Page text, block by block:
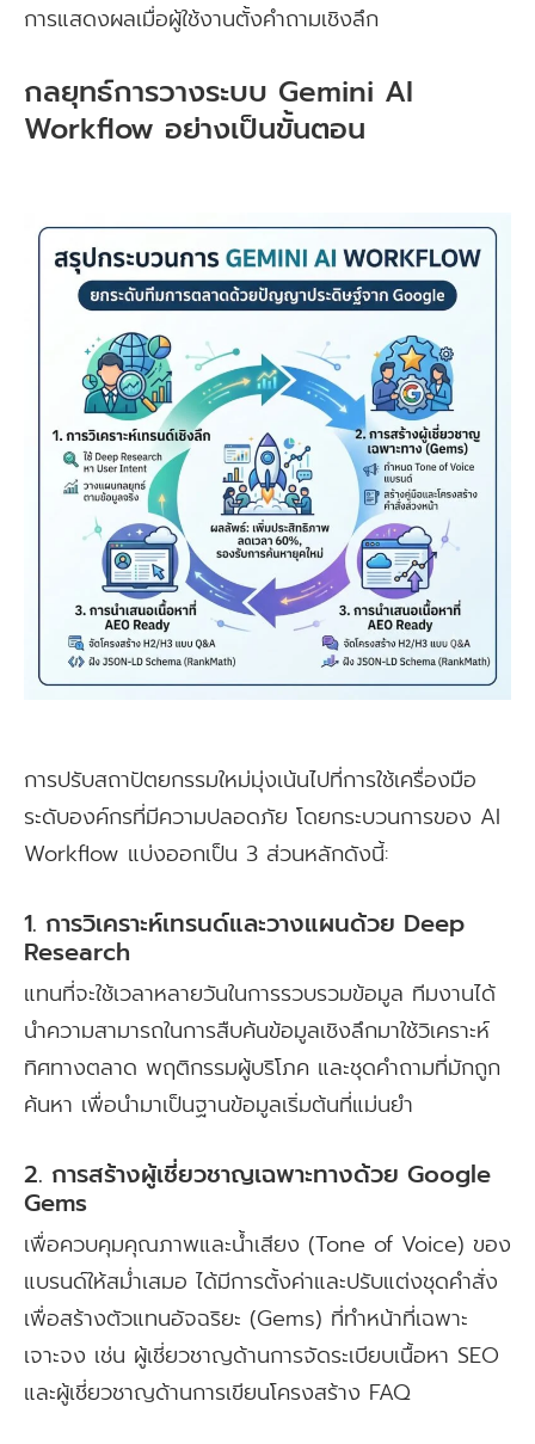
การแสดงผลเมื่อผู้ใช้งานตั้งคำถามเชิงลึก
กลยุทธ์การวางระบบ Gemini AI
Workflow อย่างเป็นขั้นตอน
การปรับสถาปัตยกรรมใหม่มุ่งเน้นไปที่การใช้เครื่องมือ
ระดับองค์กรที่มีความปลอดภัย โดยกระบวนการของ AI
Workflow แบ่งออกเป็น 3 ส่วนหลักดังนี้:
1. การวิเคราะห์เทรนด์และวางแผนด้วย Deep
Research
แทนที่จะใช้เวลาหลายวันในการรวบรวมข้อมูล ทีมงานได้
นำความสามารถในการสืบค้นข้อมูลเชิงลึกมาใช้วิเคราะห์
ทิศทางตลาด พฤติกรรมผู้บริโภค และชุดคำถามที่มักถูก
ค้นหา เพื่อนำมาเป็นฐานข้อมูลเริ่มต้นที่แม่นยำ
2. การสร้างผู้เชี่ยวชาญเฉพาะทางด้วย Google
Gems
เพื่อควบคุมคุณภาพและน้ำเสียง (Tone of Voice) ของ
แบรนด์ให้สม่ำเสมอ ได้มีการตั้งค่าและปรับแต่งชุดคำสั่ง
เพื่อสร้างตัวแทนอัจฉริยะ (Gems) ที่ทำหน้าที่เฉพาะ
เจาะจง เช่น ผู้เชี่ยวชาญด้านการจัดระเบียบเนื้อหา SEO
และผู้เชี่ยวชาญด้านการเขียนโครงสร้าง FAQ